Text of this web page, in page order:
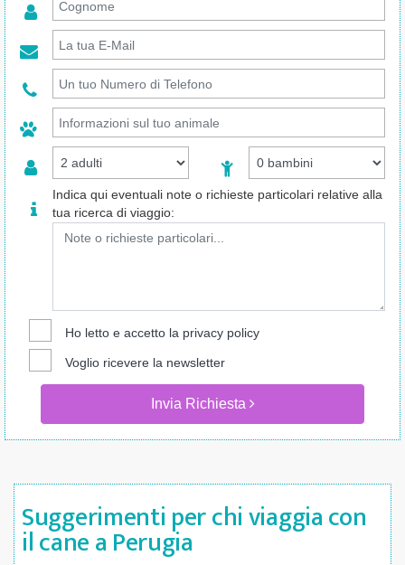
Indica qui eventuali note o richieste particolari relative alla
tua ricerca di viaggio:
Ho letto e accetto la privacy policy
Voglio ricevere la newsletter
Invia Richiesta
Suggerimenti per chi viaggia con
il cane a Perugia